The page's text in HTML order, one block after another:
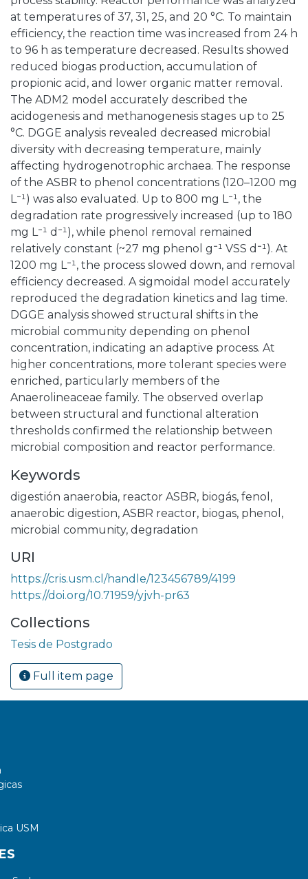
at temperatures of 37, 31, 25, and 20 °C. To maintain
efficiency, the reaction time was increased from 24 h
to 96 h as temperature decreased. Results showed
reduced biogas production, accumulation of
propionic acid, and lower organic matter removal.
The ADM2 model accurately described the
acidogenesis and methanogenesis stages up to 25
°C. DGGE analysis revealed decreased microbial
diversity with decreasing temperature, mainly
affecting hydrogenotrophic archaea. The response
of the ASBR to phenol concentrations (120–1200 mg
L⁻¹) was also evaluated. Up to 800 mg L⁻¹, the
degradation rate progressively increased (up to 180
mg L⁻¹ d⁻¹), while phenol removal remained
relatively constant (~27 mg phenol g⁻¹ VSS d⁻¹). At
1200 mg L⁻¹, the process slowed down, and removal
efficiency decreased. A sigmoidal model accurately
reproduced the degradation kinetics and lag time.
DGGE analysis showed structural shifts in the
microbial community depending on phenol
concentration, indicating an adaptive process. At
higher concentrations, more tolerant species were
enriched, particularly members of the
Anaerolineaceae family. The observed overlap
between structural and functional alteration
thresholds confirmed the relationship between
microbial composition and reactor performance.
Keywords
digestión anaerobia, reactor ASBR, biogás, fenol ,
anaerobic digestion, ASBR reactor, biogas, phenol ,
microbial community, degradation
URI
https://cris.usm.cl/handle/123456789/4199
https://doi.org/10.71959/yjvh-pr63
Collections
Tesis de Postgrado
Full item page
USM